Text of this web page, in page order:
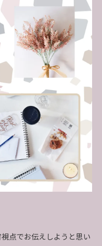
点でお伝えしようと思い